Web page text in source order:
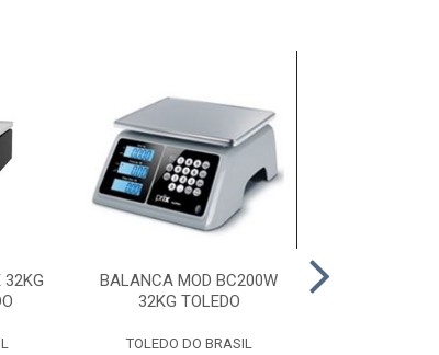
32KG
BALANCA MOD BC200W
32KG TOLEDO
TOLEDO DO BRASIL